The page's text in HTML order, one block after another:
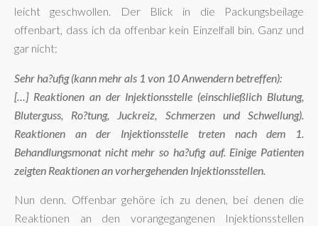
leicht geschwollen. Der Blick in die Packungsbeilage
offenbart, dass ich da offenbar kein Einzelfall bin. Ganz und
gar nicht:
Sehr ha?ufig (kann mehr als 1 von 10 Anwendern betreffen):
[…] Reaktionen an der Injektionsstelle (einschließlich Blutung,
Bluterguss, Ro?tung, Juckreiz, Schmerzen und Schwellung).
Reaktionen an der Injektionsstelle treten nach dem 1.
Behandlungsmonat nicht mehr so ha?ufig auf. Einige Patienten
zeigten Reaktionen an vorhergehenden Injektionsstellen.
Nun denn. Offenbar gehöre ich zu denen, bei denen die
Reaktionen an den vorangegangenen Injektionsstellen